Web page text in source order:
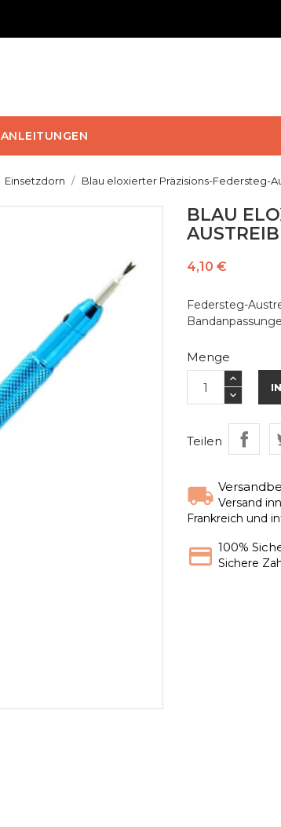
ANLEITUNGEN
Einsetzdorn Blau eloxierter Präzisions-Federsteg-
BLAU
4,10 €
Federsteg-
Menge
Teilen
Versand
Frankreich und
100%
Sichere